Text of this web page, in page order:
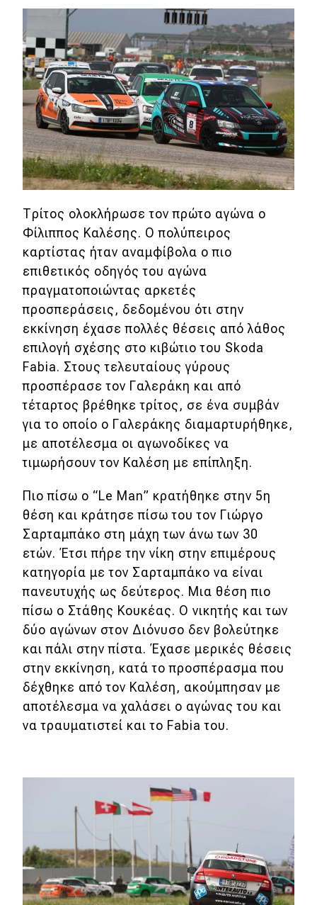
Τεχνολογία
Mobility
Σταθμοί φόρτισης
Classic
Νέα
Παρουσιάσεις
DRIVE Away
MOTO
Μεταχειρισμένο
Οδηγός αγοράς
Συμβουλές
Χρηστικά
ΚΤΕΟ
Οδική βοήθεια
eDRIVE
DRIVE USED
Τρίτος ολοκλήρωσε τον πρώτο αγώνα ο
Φίλιππος Καλέσης. Ο πολύπειρος
καρτίστας ήταν αναμφίβολα ο πιο
επιθετικός οδηγός του αγώνα
πραγματοποιώντας αρκετές
προσπεράσεις, δεδομένου ότι στην
εκκίνηση έχασε πολλές θέσεις από λάθος
επιλογή σχέσης στο κιβώτιο του Skoda
Fabia. Στους τελευταίους γύρους
προσπέρασε τον Γαλεράκη και από
τέταρτος βρέθηκε τρίτος, σε ένα συμβάν
για το οποίο ο Γαλεράκης διαμαρτυρήθηκε,
με αποτέλεσμα οι αγωνοδίκες να
τιμωρήσουν τον Καλέση με επίπληξη.
Πιο πίσω ο “Le Man” κρατήθηκε στην 5η
θέση και κράτησε πίσω του τον Γιώργο
Σαρταμπάκο στη μάχη των άνω των 30
ετών. Έτσι πήρε την νίκη στην επιμέρους
κατηγορία με τον Σαρταμπάκο να είναι
πανευτυχής ως δεύτερος. Μια θέση πιο
πίσω ο Στάθης Κουκέας. Ο νικητής και των
δύο αγώνων στον Διόνυσο δεν βολεύτηκε
και πάλι στην πίστα. Έχασε μερικές θέσεις
στην εκκίνηση, κατά το προσπέρασμα που
δέχθηκε από τον Καλέση, ακούμπησαν με
αποτέλεσμα να χαλάσει ο αγώνας του και
να τραυματιστεί και το Fabia του.